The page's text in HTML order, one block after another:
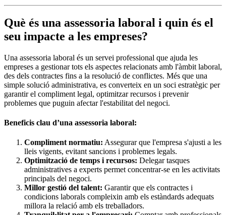
Què és una assessoria laboral i quin és el
seu impacte a les empreses?
Una assessoria laboral és un servei professional que ajuda les
empreses a gestionar tots els aspectes relacionats amb l'àmbit laboral,
des dels contractes fins a la resolució de conflictes. Més que una
simple solució administrativa, es converteix en un soci estratègic per
garantir el compliment legal, optimitzar recursos i prevenir
problemes que puguin afectar l'estabilitat del negoci.
Beneficis clau d’una assessoria laboral:
Compliment normatiu: Assegurar que l'empresa s'ajusti a les
lleis vigents, evitant sancions i problemes legals.
Optimització de temps i recursos: Delegar tasques
administratives a experts permet concentrar-se en les activitats
principals del negoci.
Millor gestió del talent: Garantir que els contractes i
condicions laborals compleixin amb els estàndards adequats
millora la relació amb els treballadors.